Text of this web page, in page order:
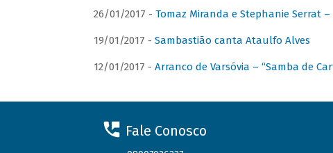
26/01/2017 - Tomaz Miranda e Stephanie Serrat
19/01/2017 - Sambastião canta Ataulfo Alves
12/01/2017 - Arranco de Varsóvia – “Samba de
Fale Conosco